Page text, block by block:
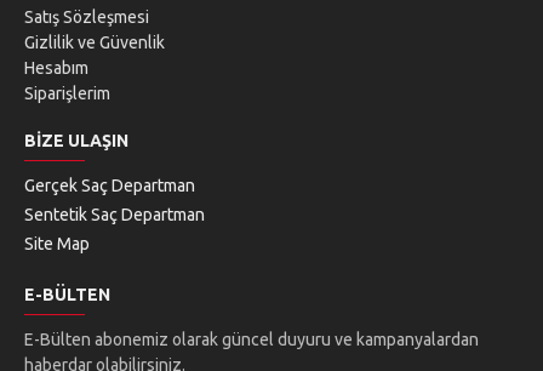
Satış Sözleşmesi
Gizlilik ve Güvenlik
Hesabım
Siparişlerim
BIZE ULAŞIN
Gerçek Saç Departman
Sentetik Saç Departman
Site Map
E-BÜLTEN
E-Bülten abonemiz olarak güncel duyuru ve kampanyalardan
haberdar olabilirsiniz.